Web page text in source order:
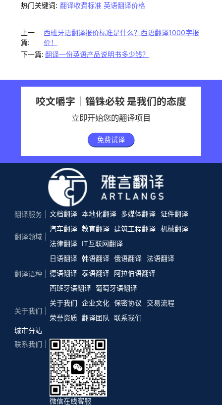
热门关键词: 翻译收费标准 英语翻译价格
上一
篇:
西班牙语翻译报价标准是什么？西语翻译1000字报
价！
下一篇: 翻译一份英语产品说明书多少钱？
咬文嚼字｜锱铢必较 是我们的态度
立即开始您的翻译项目
免费试译
翻译服务 文档翻译 本地化翻译 多媒体翻译 证件翻译
翻译领域
汽车翻译 教育翻译 建筑工程翻译 机械翻译
法律翻译
IT互联网翻译
翻译语种
日语翻译 韩语翻译 俄语翻译
法语翻译
德语翻译 泰语翻译 阿拉伯语翻译
西班牙语翻译 葡萄牙语翻译
关于我们
关于我们 企业文化 保密协议
交易流程
荣誉资质 翻译团队
联系我们
城市分站
联系我们
微信在线客服